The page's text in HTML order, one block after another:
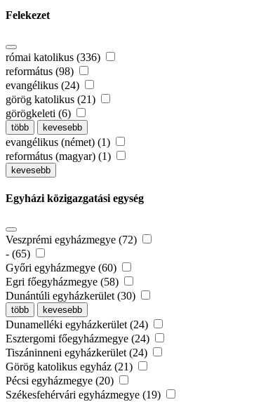
Felekezet
római katolikus (336)
református (98)
evangélikus (24)
görög katolikus (21)
görögkeleti (6)
több kevesebb
evangélikus (német) (1)
református (magyar) (1)
kevesebb
Egyházi közigazgatási egység
Veszprémi egyházmegye (72)
- (65)
Győri egyházmegye (60)
Egri főegyházmegye (58)
Dunántúli egyházkerület (30)
több kevesebb
Dunamelléki egyházkerület (24)
Esztergomi főegyházmegye (24)
Tiszáninneni egyházkerület (24)
Görög katolikus egyház (21)
Pécsi egyházmegye (20)
Székesfehérvári egyházmegye (19)